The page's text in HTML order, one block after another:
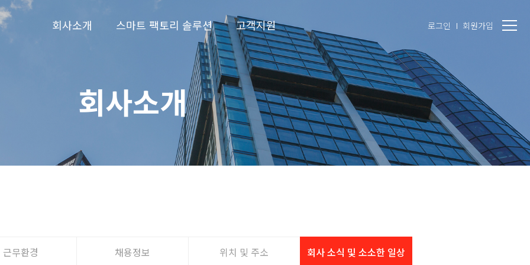
회사소개 스마트 팩토리 솔루션 고객지원 로그인 회원가입
회사소개
근무환경 채용정보 위치 및 주소 회사 소식 및 소소한 일상